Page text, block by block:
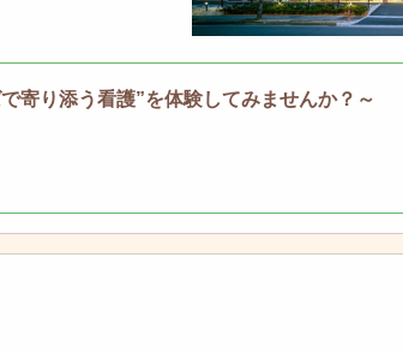
寄り添う看護”を体験してみませんか？～